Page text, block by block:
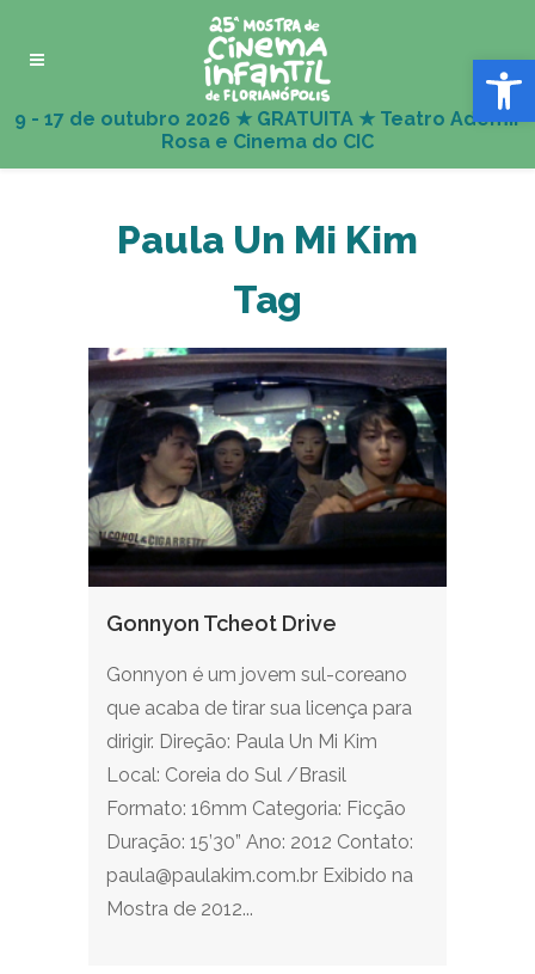
Abrir
Paula Un Mi Kim
Tag
Gonnyon Tcheot Drive
Gonnyon é um jovem sul-coreano
que acaba de tirar sua licença para
dirigir. Direção: Paula Un Mi Kim
Local: Coreia do Sul /Brasil
Formato: 16mm Categoria: Ficção
Duração: 15’30” Ano: 2012 Contato:
paula@paulakim.com.br Exibido na
Mostra de 2012...